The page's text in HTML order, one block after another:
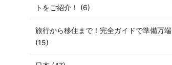
トをご紹介！ (6)
旅行から移住まで！完全ガイドで準備万端
(15)